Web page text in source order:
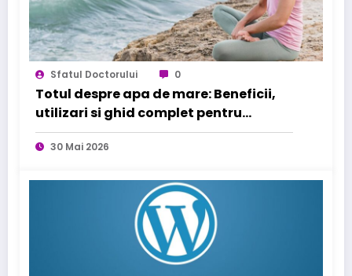
Sfatul Doctorului 0
Totul despre apa de mare: Beneficii,
utilizari si ghid complet pentru
sanatatea familiei tale
30 Mai 2026